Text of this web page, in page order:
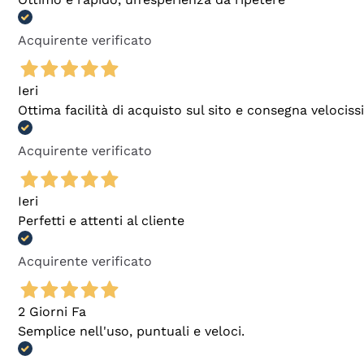
Acquirente verificato
Ieri
Ottima facilità di acquisto sul sito e consegna
Acquirente verificato
Ieri
Perfetti e attenti al cliente
Acquirente verificato
2 Giorni Fa
Semplice nell'uso, puntuali e veloci.